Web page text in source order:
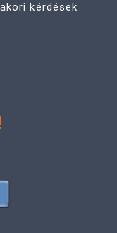
kérdések